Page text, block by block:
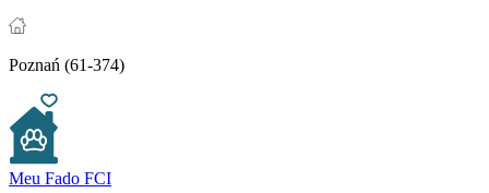
Poznań (61-374)
Meu Fado FCI